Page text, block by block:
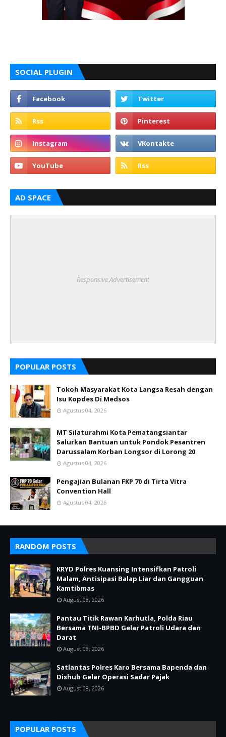
SOCIAL PLUGIN
AD SPACE
Responsive Advertisement
POPULAR POSTS
Tokoh Masyarakat Kota Langsa Resah dengan
Isu Kopdes Di Medsos
Agustus 04, 2026
MT Silaturahmi Kota Pematangsiantar
Salurkan Bantuan untuk Pondok Pesantren
Darussalam Korban Longsor di Lorong 20
Agustus 04, 2026
Pengajian Bulanan FKP 70 di Tirta Vitra
Convention Hall
Agustus 04, 2026
RANDOM POSTS
KRYD Polres Kuansing Intensifkan Patroli
Malam, Antisipasi Balap Liar dan Gangguan
Kamtibmas
August 08, 2026
Pantau Titik Rawan Karhutla, Polda Riau
Bersama TNI-BPBD Gelar Patroli Udara dan
Darat
August 08, 2026
Satlantas Polres Karo Bersama Bapenda dan
Dishub Gelar Operasi Sadar Pajak
August 08, 2026
POPULAR POSTS